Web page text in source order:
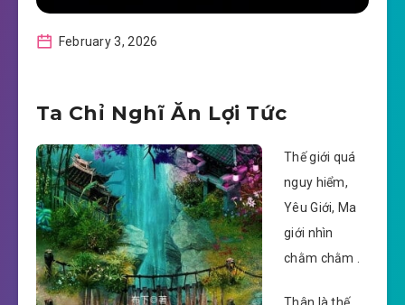
February 3, 2026
Ta Chỉ Nghĩ Ăn Lợi Tức
Thế giới quá
nguy hiểm,
Yêu Giới, Ma
giới nhìn
chằm chằm .
Thân là thế